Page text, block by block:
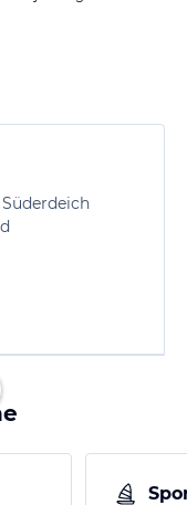
Süderdeich